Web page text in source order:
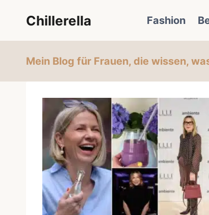
Chillerella Fashion
Mein Blog für Frauen, die wissen,